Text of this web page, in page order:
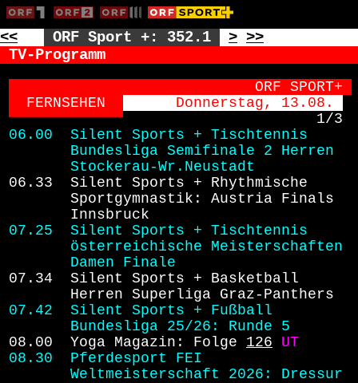
<< ORF Sport +: 352.1 > >>
TV-Programm
                          ORF SPORT+
FERNSEHEN
    Donnerstag, 13.08.
1/3
06.00
Silent Sports + Tischtennis
Bundesliga Semifinale 2 Herren
Stockerau-Wr.Neustadt
06.33
Silent Sports + Rhythmische
Sportgymnastik: Austria Finals
Innsbruck
07.25
Silent Sports + Tischtennis
österreichische Meisterschaften
Damen Finale
07.34
Silent Sports + Basketball
Herren Superliga Graz-Panthers
07.42
Silent Sports + Fußball
Bundesliga 25/26: Runde 5
08.00
Yoga Magazin: Folge 126
UT
08.30
Pferdesport FEI
Weltmeisterschaft 2026: Dressur